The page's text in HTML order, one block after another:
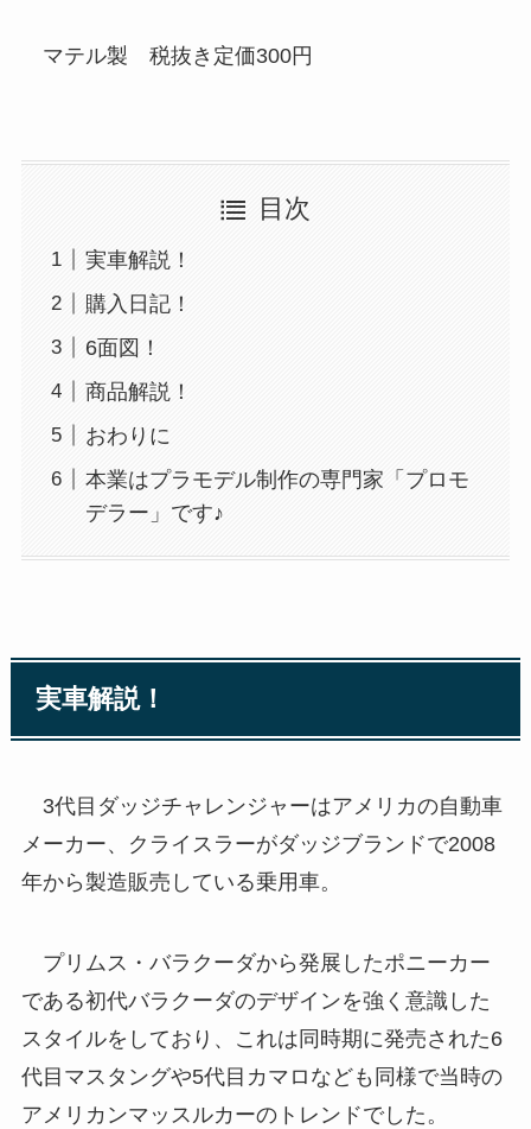
マテル製 税抜き定価300円
目次
実車解説！
購入日記！
6面図！
商品解説！
おわりに
本業はプラモデル制作の専門家「プロモ
デラー」です♪
実車解説！
3代目ダッジチャレンジャーはアメリカの自動車
メーカー、クライスラーがダッジブランドで2008
年から製造販売している乗用車。
プリムス・バラクーダから発展したポニーカー
である初代バラクーダのデザインを強く意識した
スタイルをしており、これは同時期に発売された6
代目マスタングや5代目カマロなども同様で当時の
アメリカンマッスルカーのトレンドでした。